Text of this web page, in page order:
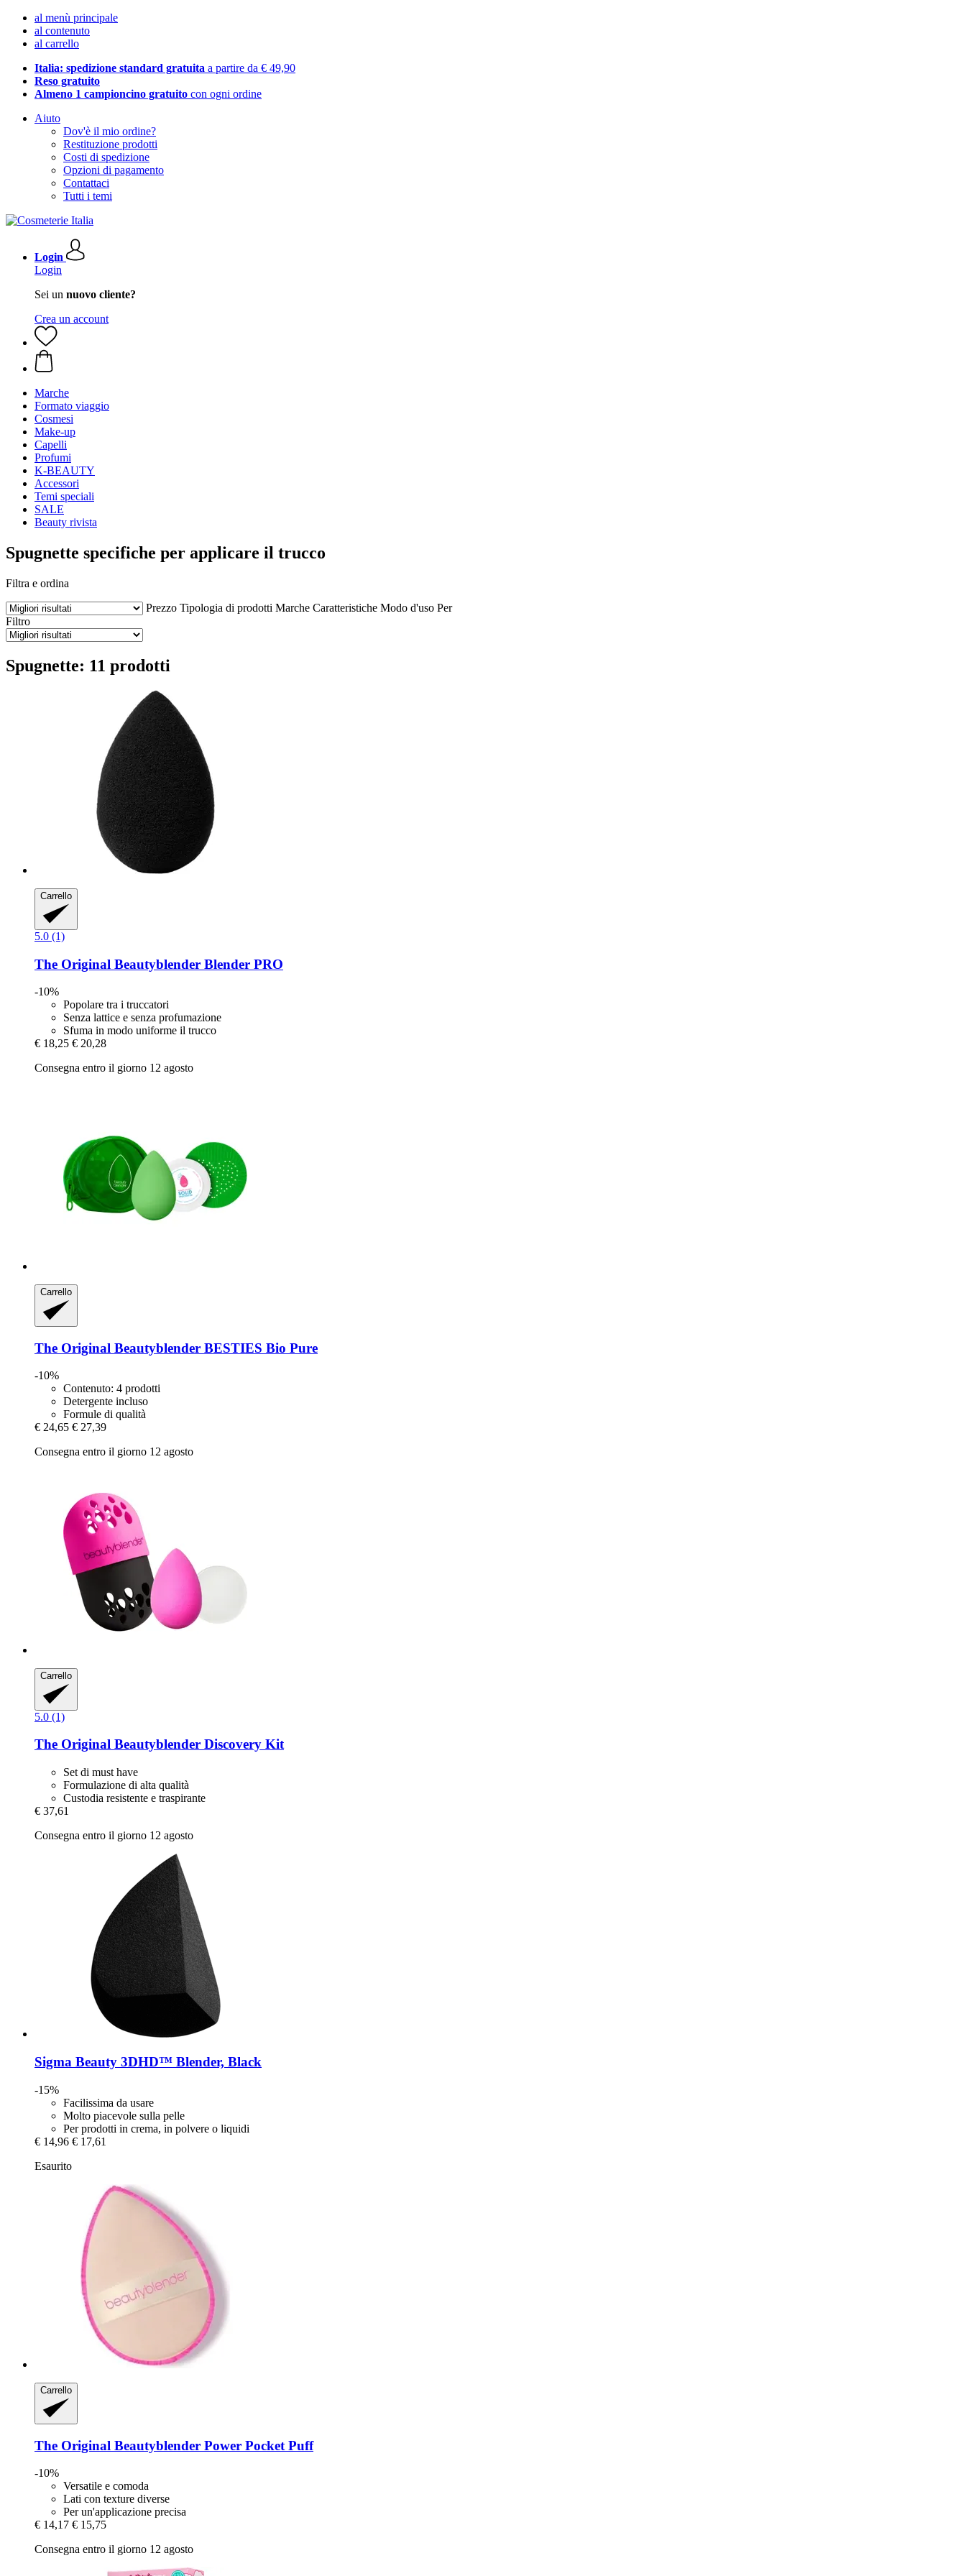
al menù principale
al contenuto
al carrello
Italia: spedizione standard gratuita a partire da € 49,90
Reso gratuito
Almeno 1 campioncino gratuito con ogni ordine
Aiuto
Dov'è il mio ordine?
Restituzione prodotti
Costi di spedizione
Opzioni di pagamento
Contattaci
Tutti i temi
Login
Login
Sei un nuovo cliente?
Crea un account
Marche
Formato viaggio
Cosmesi
Make-up
Capelli
Profumi
K-BEAUTY
Accessori
Temi speciali
SALE
Beauty rivista
Spugnette specifiche per applicare il trucco
Filtra e ordina
Prezzo Tipologia di prodotti Marche Caratteristiche Modo d'uso Per
Filtro
Spugnette: 11 prodotti
Carrello
5.0 (1)
The Original Beautyblender Blender PRO
-10%
Popolare tra i truccatori
Senza lattice e senza profumazione
Sfuma in modo uniforme il trucco
€ 18,25 € 20,28
Consegna entro il giorno 12 agosto
Carrello
The Original Beautyblender BESTIES Bio Pure
-10%
Contenuto: 4 prodotti
Detergente incluso
Formule di qualità
€ 24,65 € 27,39
Consegna entro il giorno 12 agosto
Carrello
5.0 (1)
The Original Beautyblender Discovery Kit
Set di must have
Formulazione di alta qualità
Custodia resistente e traspirante
€ 37,61
Consegna entro il giorno 12 agosto
Sigma Beauty 3DHD™ Blender, Black
-15%
Facilissima da usare
Molto piacevole sulla pelle
Per prodotti in crema, in polvere o liquidi
€ 14,96 € 17,61
Esaurito
Carrello
The Original Beautyblender Power Pocket Puff
-10%
Versatile e comoda
Lati con texture diverse
Per un'applicazione precisa
€ 14,17 € 15,75
Consegna entro il giorno 12 agosto